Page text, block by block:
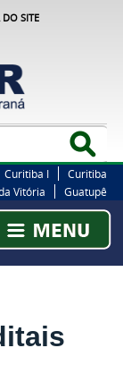
SITE
Curitiba I
Curitiba
Vitória Guatupê